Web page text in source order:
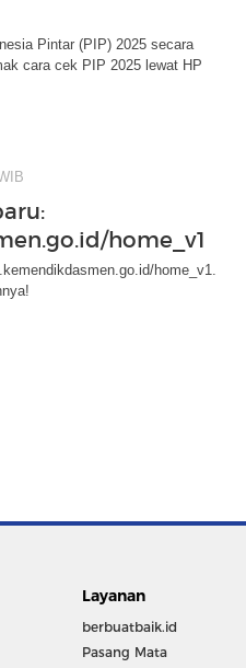
Pintar (PIP) 2025 secara
cara cek PIP 2025 lewat HP
home_v1
home_v1.
Layanan
berbuatbaik.id
Pasang Mata